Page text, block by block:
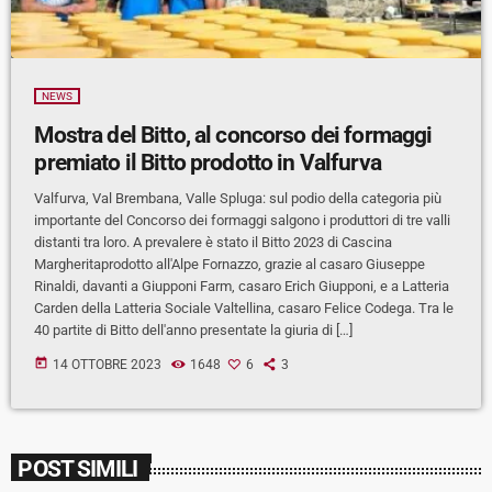
NEWS
Mostra del Bitto, al concorso dei formaggi
premiato il Bitto prodotto in Valfurva
Valfurva, Val Brembana, Valle Spluga: sul podio della categoria più
importante del Concorso dei formaggi salgono i produttori di tre valli
distanti tra loro. A prevalere è stato il Bitto 2023 di Cascina
Margheritaprodotto all'Alpe Fornazzo, grazie al casaro Giuseppe
Rinaldi, davanti a Giupponi Farm, casaro Erich Giupponi, e a Latteria
Carden della Latteria Sociale Valtellina, casaro Felice Codega. Tra le
40 partite di Bitto dell'anno presentate la giuria di […]
today 14 OTTOBRE 2023 1648 6 3
POST SIMILI